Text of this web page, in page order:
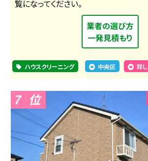
覧になってください。
業者の選び方
一発見積もり
ハウスクリーニング 中央区 詳
7